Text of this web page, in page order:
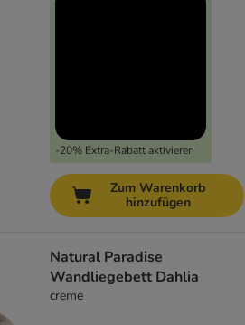
-20% Extra-Rabatt aktivieren
Zum Warenkorb
hinzufügen
Natural Paradise
Wandliegebett Dahlia
creme